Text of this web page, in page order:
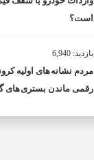
است؟
بازدید: 6,940
مردم نشانه های اولیه
رقمی ماندن بستری های